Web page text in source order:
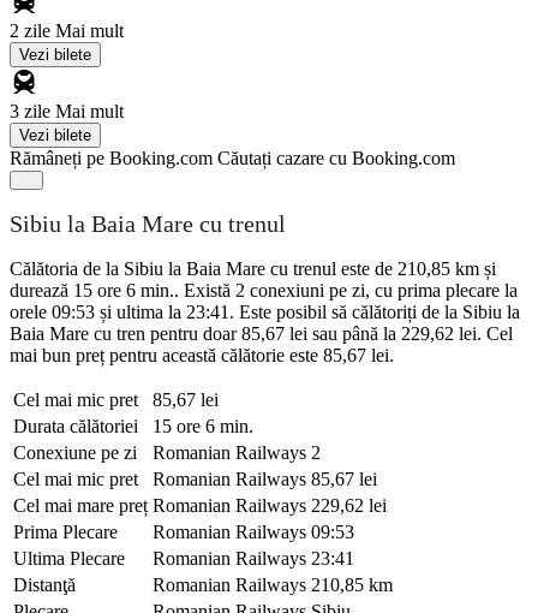
2 zile Mai mult
Vezi bilete
3 zile Mai mult
Vezi bilete
Rămâneți pe Booking.com Căutați cazare cu Booking.com
Sibiu la Baia Mare cu trenul
Călătoria de la Sibiu la Baia Mare cu trenul este de 210,85 km și
durează 15 ore 6 min.. Există 2 conexiuni pe zi, cu prima plecare la
orele 09:53 și ultima la 23:41. Este posibil să călătoriți de la Sibiu la
Baia Mare cu tren pentru doar 85,67 lei sau până la 229,62 lei. Cel
mai bun preț pentru această călătorie este 85,67 lei.
Cel mai mic pret
85,67 lei
Durata călătoriei
15 ore 6 min.
Conexiune pe zi
Romanian Railways 2
Cel mai mic pret
Romanian Railways 85,67 lei
Cel mai mare preț Romanian Railways 229,62 lei
Prima Plecare
Romanian Railways 09:53
Ultima Plecare
Romanian Railways 23:41
Distanţă
Romanian Railways 210,85 km